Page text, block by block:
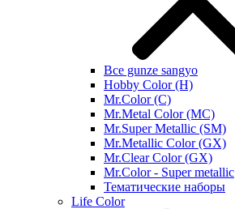
Все gunze sangyo
Hobby Color (H)
Mr.Color (C)
Mr.Metal Color (MC)
Mr.Super Metallic (SM)
Mr.Metallic Color (GX)
Mr.Clear Color (GX)
Mr.Color - Super metallic
Тематические наборы
Life Color